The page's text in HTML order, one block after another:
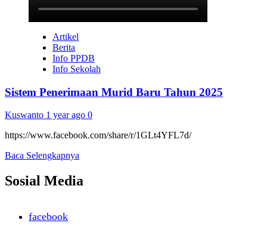
Artikel
Berita
Info PPDB
Info Sekolah
Sistem Penerimaan Murid Baru Tahun 2025
Kuswanto 1 year ago 0
https://www.facebook.com/share/r/1GLt4YFL7d/
Baca Selengkapnya
Sistem
Sosial Media
facebook